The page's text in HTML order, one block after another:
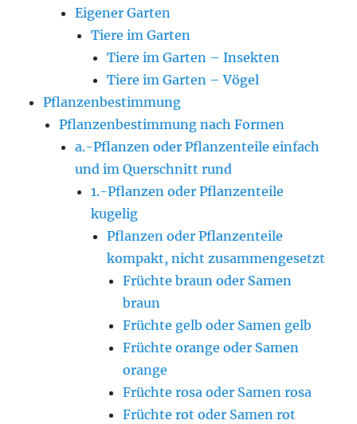
Eigener Garten
Tiere im Garten
Tiere im Garten – Insekten
Tiere im Garten – Vögel
Pflanzenbestimmung
Pflanzenbestimmung nach Formen
a.-Pflanzen oder Pflanzenteile einfach
und im Querschnitt rund
1.-Pflanzen oder Pflanzenteile
kugelig
Pflanzen oder Pflanzenteile
kompakt, nicht zusammengesetzt
Früchte braun oder Samen
braun
Früchte gelb oder Samen gelb
Früchte orange oder Samen
orange
Früchte rosa oder Samen rosa
Früchte rot oder Samen rot